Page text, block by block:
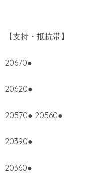
【支持・抵抗帯】
20670●
20620●
20570● 20560●
20390●
20360●